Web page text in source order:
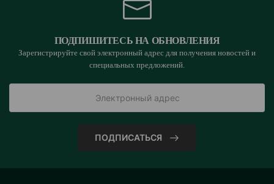
ПОДПИШИТЕСЬ НА ОБНОВЛЕНИЯ
Зарегистрируйте свой электронный адрес для получения новостей и
специальных предложений.
ПОДПИСАТЬСЯ